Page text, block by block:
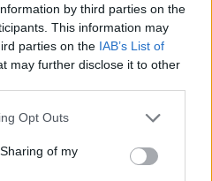
by third parties on the
This information may
parties on the IAB’s List of
may further disclose it to other
Opt Outs
of my